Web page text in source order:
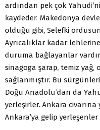
ardından pek çok
kaydeder. Makedonya
olduğu gibi, Selefki
Ayrıcalıklar kadar
duruma bağlayanlar
sinagoga şarap, temiz yağ,
sağlanmıştır. Bu
Doğu Anadolu’dan da
yerleşirler. Ankara
Ankara’ya gelip